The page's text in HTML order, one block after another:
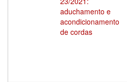
aduchamento e
acondicionamento
de cordas